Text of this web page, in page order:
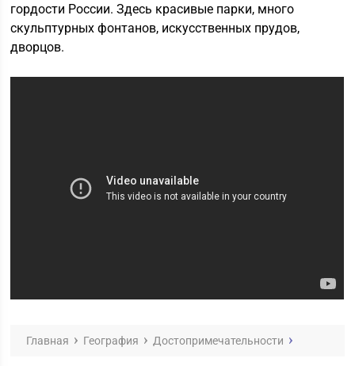
гордости России. Здесь красивые парки, много
скульптурных фонтанов, искусственных прудов,
дворцов.
Главная География Достопримечательности